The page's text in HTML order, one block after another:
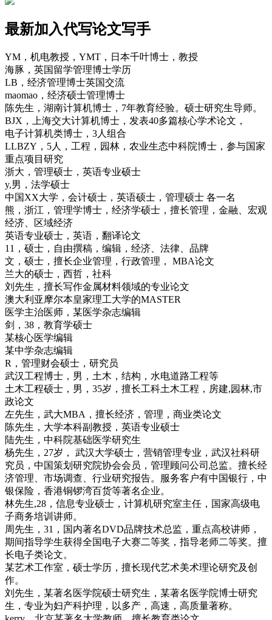
最新加入代写论文写手
YM，机电教授，YMT，日本千叶博士，教授
海豚，英国留学管理博士学历
LB，经济管理博士英国交流
maomao，经济硕士管理博士
陈先生，湖南计算机博士，7年教育经验。硕士研究生导师。
BJX，上海交大计算机博士，发表40多篇核心学术论文，
电子计算机类博士，3人组合
LLBZY，5人，工程，园林，农业生态中科院博士，参与国家
重点项目研究
浙大，管理硕士，英语专业硕士
y,男，法学硕士
中国XX大学，会计硕士，英语硕士，管理硕士 各一名
熊，浙江，管理学博士，经济学硕士，擅长管理，金融、宏观
经济、区域经济
英语专业硕士，英语，翻译论文
11，硕士，自由撰稿，编辑，经济、法律、品牌
文，硕士，擅长企业管理，行政管理， MBA论文
兰大的硕士，西哲，社科
刘先生，擅长写作金属材料领域的专业论文
澳大利亚摩尔本皇家理工大学的MASTER
医学主治医师，某医学杂志编辑
剑，38，教育学硕士
某核心医学编辑
某中学杂志编辑
R，管理财会硕士，研究员
武汉工程博士，男，土木，结构，水电道路工程等
土木工程硕士，男，35岁，擅长工科土木工程，房建,园林,市
政论文
左先生，武大MBA，擅长经济，管理，商业类论文
陈先生，大学本科副教授，英语专业硕士
陆先生，中科院基础医学研究生
杨先生，27岁， 武汉大学硕士，营销管理专业，武汉社科研
究员，中国策划研究院协会会员，管理顾问公司总监。擅长经
济管理、市场调查、行业研究报告。服务客户有中国银行，中
银保险，香港铜锣湾百货等著名企业。
林先生,28，信息专业硕士，计算机研究室主任，国家高级电
子商务培训讲师。
周先生，31，国内著名DVD品牌技术总监，重点高校讲师，
期间指导学生获得全国电子大赛二等奖，指导老师二等奖。擅
长电子类论文。
某艺术工作室，硕士学历，擅长现代艺术美术理论研究及创
作。
刘先生，某著名医学院硕士研究生，某著名医学院博士研究
生，专业为妇产科护理，以多产，高速，高质量著称。